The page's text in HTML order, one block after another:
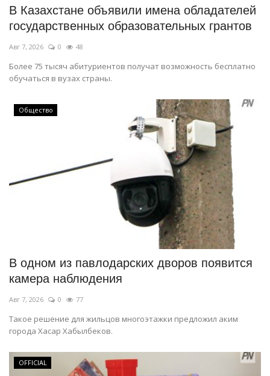
В Казахстане объявили имена обладателей
государственных образовательных грантов
Авг 7, 2026 0 48
Более 75 тысяч абитуриентов получат возможность бесплатно
обучаться в вузах страны.
Общество
В одном из павлодарских дворов появится
камера наблюдения
Авг 7, 2026 0 77
Такое решение для жильцов многоэтажки предложил аким
города Хасар Хабылбеков.
OFFICIAL